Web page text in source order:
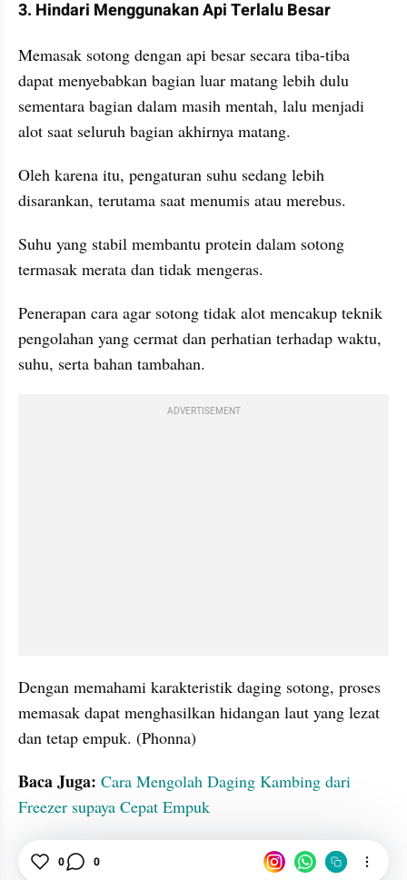
3. Hindari Menggunakan Api Terlalu Besar
Memasak sotong dengan api besar secara tiba-tiba
dapat menyebabkan bagian luar matang lebih dulu
sementara bagian dalam masih mentah, lalu menjadi
alot saat seluruh bagian akhirnya matang.
Oleh karena itu, pengaturan suhu sedang lebih
disarankan, terutama saat menumis atau merebus.
Suhu yang stabil membantu protein dalam sotong
termasak merata dan tidak mengeras.
Penerapan cara agar sotong tidak alot mencakup teknik
pengolahan yang cermat dan perhatian terhadap waktu,
suhu, serta bahan tambahan.
ADVERTISEMENT
Dengan memahami karakteristik daging sotong, proses
memasak dapat menghasilkan hidangan laut yang lezat
dan tetap empuk. (Phonna)
Baca Juga: Cara Mengolah Daging Kambing dari
Freezer supaya Cepat Empuk
Daging
seo suggest
0 0